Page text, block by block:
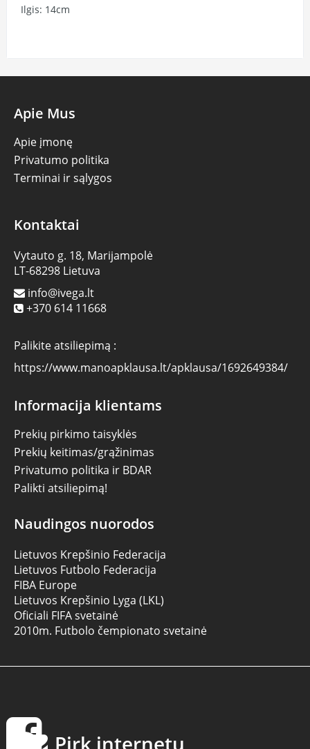
Ilgis: 14cm
Apie Mus
Apie įmonę
Privatumo politika
Terminai ir sąlygos
Kontaktai
Vytauto g. 18, Marijampolė
LT-68298 Lietuva
info@ivega.lt
+370 614 11668
Palikite atsiliepimą :
https://www.manoapklausa.lt/apklausa/1692649384/
Informacija klientams
Prekių pirkimo taisyklės
Prekių keitimas/grąžinimas
Privatumo politika ir BDAR
Palikti atsiliepimą!
Naudingos nuorodos
Lietuvos Krepšinio Federacija
Lietuvos Futbolo Federacija
FIBA Europe
Lietuvos Krepšinio Lyga (LKL)
Oficiali FIFA svetainė
2010m. Futbolo čempionato svetainė
Pirk internetu